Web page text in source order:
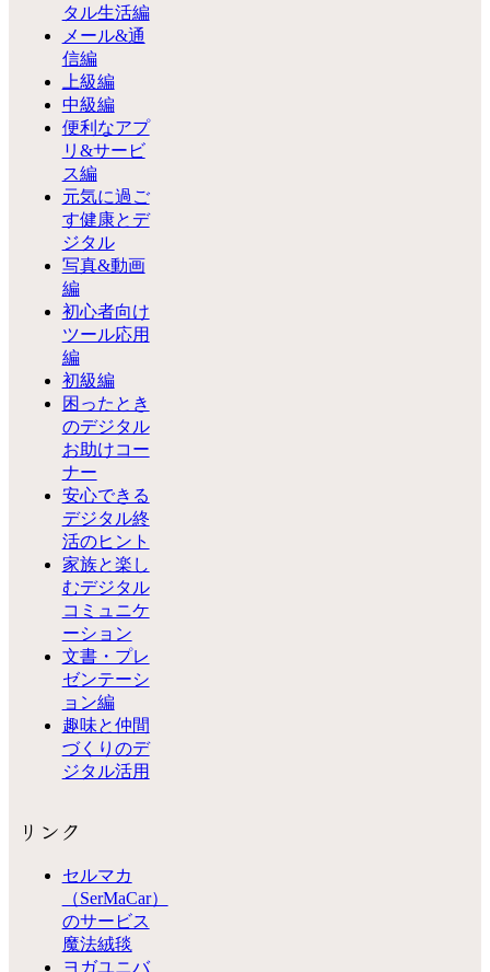
タル生活編
メール&通
信編
上級編
中級編
便利なアプ
リ&サービ
ス編
元気に過ご
す健康とデ
ジタル
写真&動画
編
初心者向け
ツール応用
編
初級編
困ったとき
のデジタル
お助けコー
ナー
安心できる
デジタル終
活のヒント
家族と楽し
むデジタル
コミュニケ
ーション
文書・プレ
ゼンテーシ
ョン編
趣味と仲間
づくりのデ
ジタル活用
リンク
セルマカ
（SerMaCar）
のサービス
魔法絨毯
ヨガユニバ